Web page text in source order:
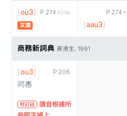
P.274 #3748
[ou3]
又讀
P.274
[aau3]
商務新詞典 黃港生, 1991
P.206
[ou3]
同嶴
校訂註
讀音根據所